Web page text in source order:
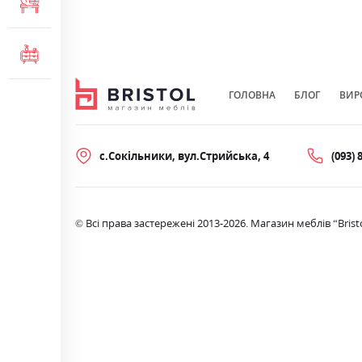
ГОЛОВНА БЛОГ
с.Сокільники, вул.Стрийська, 4 (093)
© Всі права застережені 2013-2026. Магазин меблів